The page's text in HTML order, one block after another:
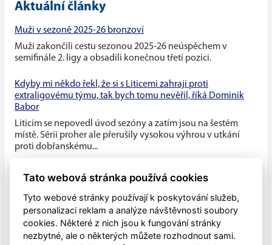
Aktuální články
Muži v sezoně 2025-26 bronzoví
Muži zakončili cestu sezonou 2025-26 neúspěchem v
semifinále 2. ligy a obsadili konečnou třetí pozici.
Kdyby mi někdo řekl, že si s Liticemi zahraji proti
extraligovému týmu, tak bych tomu nevěřil, říká Dominik
Babor
Liticím se nepovedl úvod sezóny a zatím jsou na šestém
místě. Sérii proher ale přerušily vysokou výhrou v utkání
proti dobřanskému...
Máme v týmu ideální kombinaci dravého mládí a zkušenosti
starších hráčů, říká kapitán Litic Zdeněk Slanec
Litice v minulé sezóně soupeřily o první místo v základní
části, nakonec se umístily na druhé pozici, po play off jim
patřila...
Tato webová stránka používá cookies
Tyto webové stránky používají k poskytování služeb,
personalizaci reklam a analýze návštěvnosti soubory
cookies. Některé z nich jsou k fungování stránky
nezbytné, ale o některých můžete rozhodnout sami.